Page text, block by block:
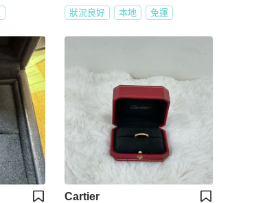
狀況良好 本地 免運
Cartier